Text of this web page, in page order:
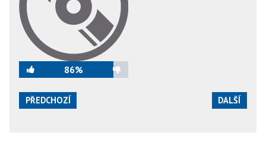
86%
PŘEDCHOZÍ DALŠÍ